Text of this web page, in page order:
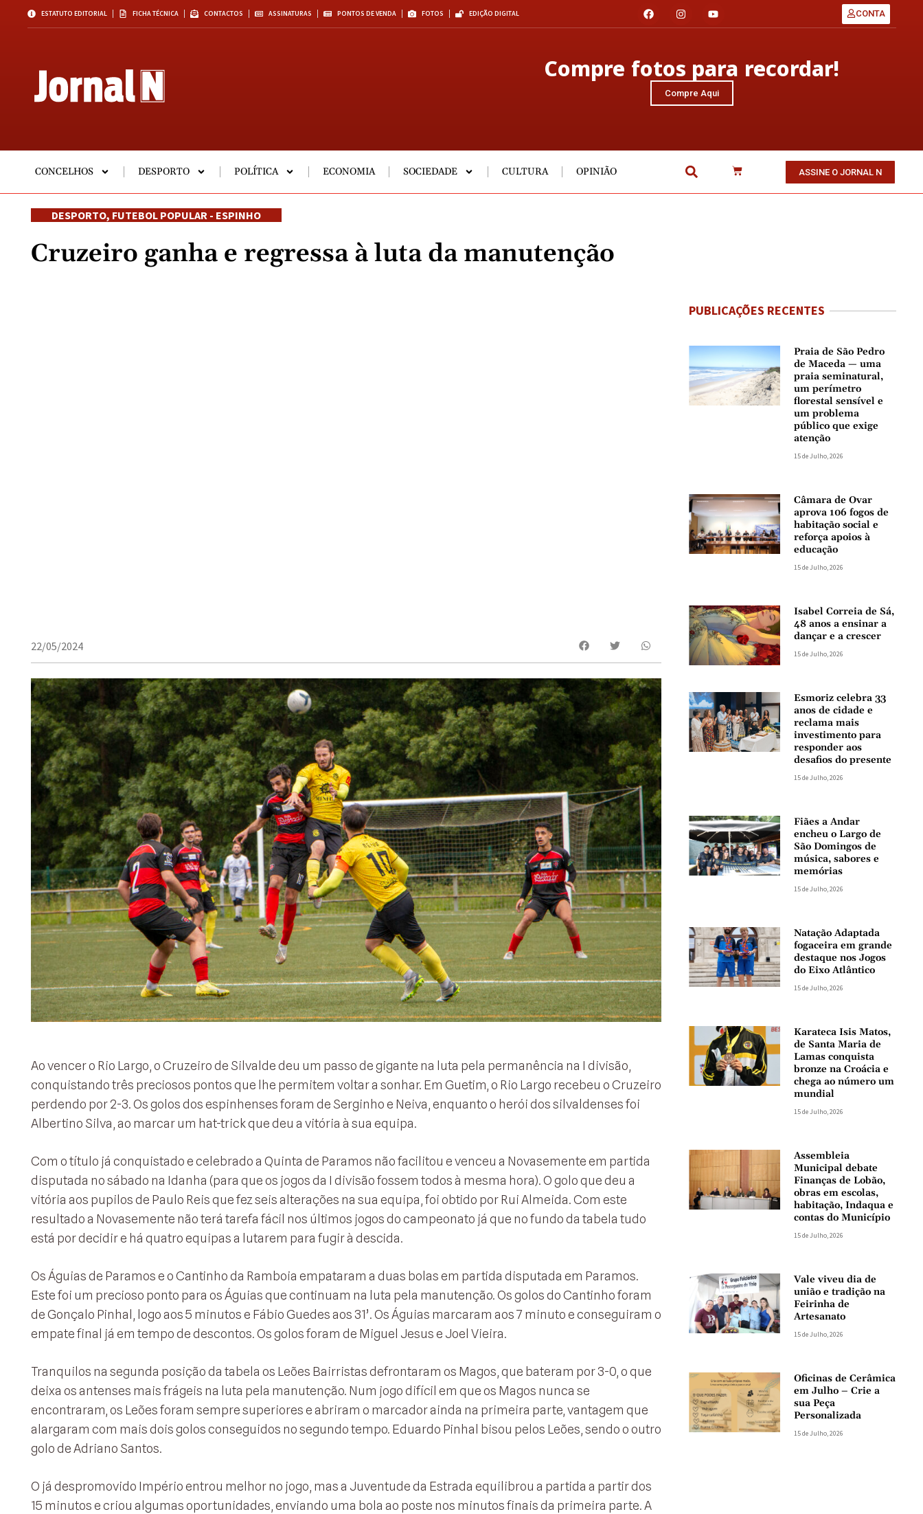
ESTATUTO EDITORIAL FICHA TÉCNICA CONTACTOS ASSINATURAS PONTOS DE VENDA FOTOS EDIÇÃO DIGITAL CONTA
Compre fotos para recordar!
Compre Aqui
CONCELHOS DESPORTO POLÍTICA ECONOMIA SOCIEDADE CULTURA OPINIÃO ASSINE O JORNAL N
DESPORTO, FUTEBOL POPULAR - ESPINHO
Cruzeiro ganha e regressa à luta da manutenção
22/05/2024
Ao vencer o Rio Largo, o Cruzeiro de Silvalde deu um passo de gigante na luta pela permanência na I divisão,
conquistando três preciosos pontos que lhe permitem voltar a sonhar. Em Guetim, o Rio Largo recebeu o Cruzeiro
perdendo por 2-3. Os golos dos espinhenses foram de Serginho e Neiva, enquanto o herói dos silvaldenses foi
Albertino Silva, ao marcar um hat-trick que deu a vitória à sua equipa.
Com o título já conquistado e celebrado a Quinta de Paramos não facilitou e venceu a Novasemente em partida
disputada no sábado na Idanha (para que os jogos da I divisão fossem todos à mesma hora). O golo que deu a
vitória aos pupilos de Paulo Reis que fez seis alterações na sua equipa, foi obtido por Rui Almeida. Com este
resultado a Novasemente não terá tarefa fácil nos últimos jogos do campeonato já que no fundo da tabela tudo
está por decidir e há quatro equipas a lutarem para fugir à descida.
Os Águias de Paramos e o Cantinho da Ramboia empataram a duas bolas em partida disputada em Paramos.
Este foi um precioso ponto para os Águias que continuam na luta pela manutenção. Os golos do Cantinho foram
de Gonçalo Pinhal, logo aos 5 minutos e Fábio Guedes aos 31’. Os Águias marcaram aos 7 minuto e conseguiram o
empate final já em tempo de descontos. Os golos foram de Miguel Jesus e Joel Vieira.
Tranquilos na segunda posição da tabela os Leões Bairristas defrontaram os Magos, que bateram por 3-0, o que
deixa os antenses mais frágeis na luta pela manutenção. Num jogo difícil em que os Magos nunca se
encontraram, os Leões foram sempre superiores e abriram o marcador ainda na primeira parte, vantagem que
alargaram com mais dois golos conseguidos no segundo tempo. Eduardo Pinhal bisou pelos Leões, sendo o outro
golo de Adriano Santos.
O já despromovido Império entrou melhor no jogo, mas a Juventude da Estrada equilibrou a partida a partir dos
15 minutos e criou algumas oportunidades, enviando uma bola ao poste nos minutos finais da primeira parte. A
PUBLICAÇÕES RECENTES
Praia de São Pedro
de Maceda — uma
praia seminatural,
um perímetro
florestal sensível e
um problema
público que exige
atenção
15 de Julho, 2026
Câmara de Ovar
aprova 106 fogos de
habitação social e
reforça apoios à
educação
15 de Julho, 2026
Isabel Correia de Sá,
48 anos a ensinar a
dançar e a crescer
15 de Julho, 2026
Esmoriz celebra 33
anos de cidade e
reclama mais
investimento para
responder aos
desafios do presente
15 de Julho, 2026
Fiães a Andar
encheu o Largo de
São Domingos de
música, sabores e
memórias
15 de Julho, 2026
Natação Adaptada
fogaceira em grande
destaque nos Jogos
do Eixo Atlântico
15 de Julho, 2026
Karateca Isis Matos,
de Santa Maria de
Lamas conquista
bronze na Croácia e
chega ao número um
mundial
15 de Julho, 2026
Assembleia
Municipal debate
Finanças de Lobão,
obras em escolas,
habitação, Indaqua e
contas do Município
15 de Julho, 2026
Vale viveu dia de
união e tradição na
Feirinha de
Artesanato
15 de Julho, 2026
Oficinas de Cerâmica
em Julho – Crie a
sua Peça
Personalizada
15 de Julho, 2026